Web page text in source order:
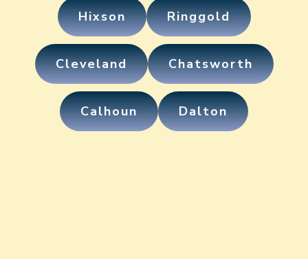
Hixson Ringgold
Cleveland Chatsworth
Calhoun Dalton